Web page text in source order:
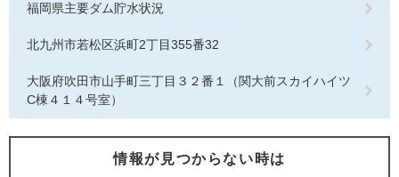
福岡県主要ダム貯水状況
北九州市若松区浜町2丁目355番32
大阪府吹田市山手町三丁目３２番１（関大前スカイハイツ
C棟４１４号室）
情報が見つからない時は